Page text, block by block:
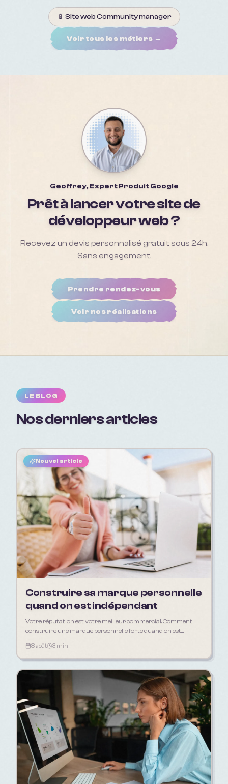
📱 Site webCommunity manager
Voir tous les métiers →
Geoffrey, Expert Produit Google
Prêt à lancer votre site de
développeur web?
Recevez un devis personnalisé gratuit sous 24h.
Sans engagement.
Prendre rendez-vous
Voir nos réalisations
LE BLOG
Nos derniers articles
Nouvel article
Construire sa marque personnelle
quand on est indépendant
Votre réputation est votre meilleur commercial. Comment
construire une marque personnelle forte quand on est
8 août 3 min